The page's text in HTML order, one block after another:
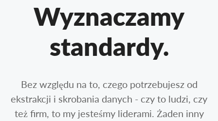
Wyznaczamy
standardy.
Bez względu na to, czego potrzebujesz od
ekstrakcji i skrobania danych - czy to ludzi, czy
też firm, to my jesteśmy liderami. Żaden inny